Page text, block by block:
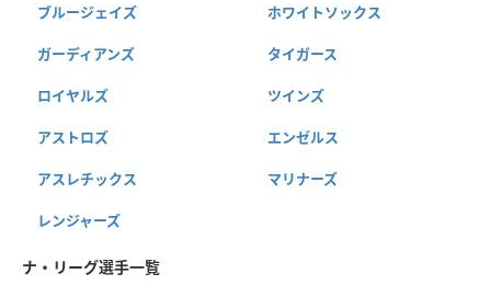
ブルージェイズ ホワイトソックス
ガーディアンズ タイガース
ロイヤルズ ツインズ
アストロズ エンゼルス
アスレチックス マリナーズ
レンジャーズ
ナ・リーグ選手一覧